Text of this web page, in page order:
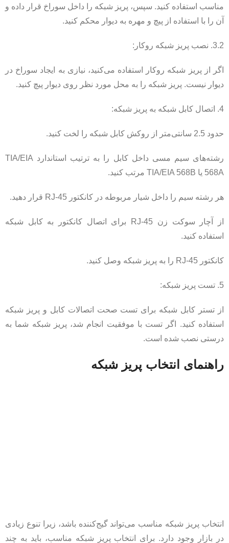
مناسب استفاده کنید. سپس، پریز شبکه را داخل سوراخ قرار داده و
آن را با استفاده از پیچ و مهره به دیوار محکم کنید.
3.2. نصب پریز شبکه روکار:
اگر از پریز شبکه روکار استفاده می‌کنید، نیازی به ایجاد سوراخ در
دیوار نیست. پریز شبکه را به محل مورد نظر روی دیوار پیچ کنید.
4. اتصال کابل شبکه به پریز شبکه:
حدود 2.5 سانتی‌متر از روکش کابل شبکه را لخت کنید.
رشته‌های سیم مسی داخل کابل را به ترتیب استاندارد TIA/EIA
568A یا TIA/EIA 568B مرتب کنید.
هر رشته سیم را داخل شیار مربوطه در کانکتور RJ-45 قرار دهید.
از آچار سوکت زن RJ-45 برای اتصال کانکتور به کابل شبکه
استفاده کنید.
کانکتور RJ-45 را به پریز شبکه وصل کنید.
5. تست پریز شبکه:
از تستر کابل شبکه برای تست صحت اتصالات کابل و پریز شبکه
استفاده کنید. اگر تست با موفقیت انجام شد، پریز شبکه شما به
درستی نصب شده است.
راهنمای انتخاب پریز شبکه
انتخاب پریز شبکه مناسب می‌تواند گیج‌کننده باشد، زیرا تنوع زیادی
در بازار وجود دارد. برای انتخاب پریز شبکه مناسب، باید به چند